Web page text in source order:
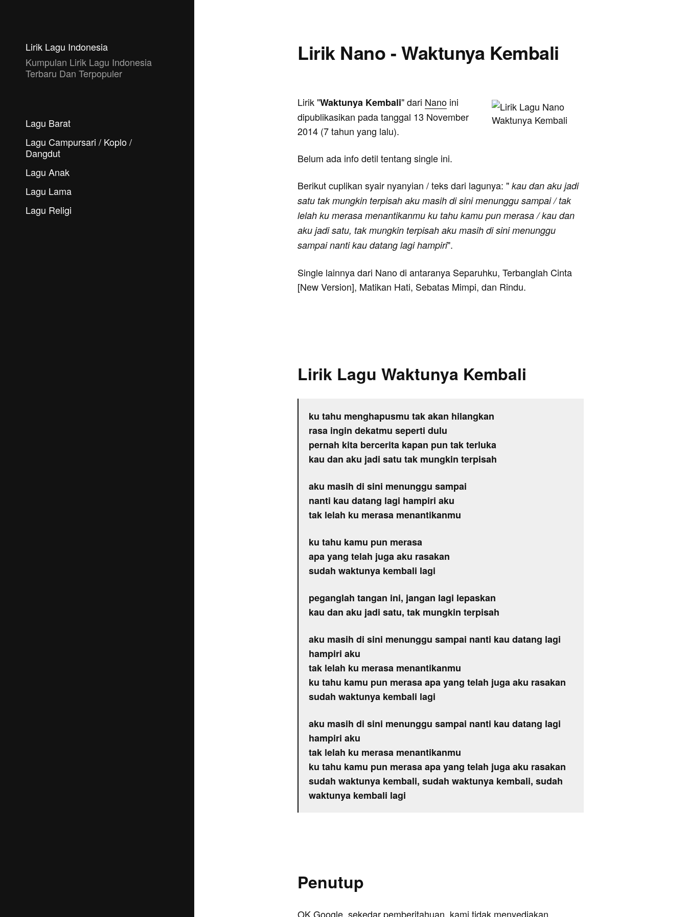
Lirik Lagu Indonesia
Kumpulan Lirik Lagu Indonesia
Terbaru Dan Terpopuler
Lagu Barat
Lagu Campursari / Koplo /
Dangdut
Lagu Anak
Lagu Lama
Lagu Religi
Lirik Nano - Waktunya Kembali
Lirik "Waktunya Kembali" dari Nano ini
dipublikasikan pada tanggal 13 November
2014 (7 tahun yang lalu).
Belum ada info detil tentang single ini.
Berikut cuplikan syair nyanyian / teks dari lagunya: " kau dan aku jadi
satu tak mungkin terpisah aku masih di sini menunggu sampai / tak
lelah ku merasa menantikanmu ku tahu kamu pun merasa / kau dan
aku jadi satu, tak mungkin terpisah aku masih di sini menunggu
sampai nanti kau datang lagi hampiri".
Single lainnya dari Nano di antaranya Separuhku, Terbanglah Cinta
[New Version], Matikan Hati, Sebatas Mimpi, dan Rindu.
Lirik Lagu Waktunya Kembali
ku tahu menghapusmu tak akan hilangkan
rasa ingin dekatmu seperti dulu
pernah kita bercerita kapan pun tak terluka
kau dan aku jadi satu tak mungkin terpisah
aku masih di sini menunggu sampai
nanti kau datang lagi hampiri aku
tak lelah ku merasa menantikanmu
ku tahu kamu pun merasa
apa yang telah juga aku rasakan
sudah waktunya kembali lagi
peganglah tangan ini, jangan lagi lepaskan
kau dan aku jadi satu, tak mungkin terpisah
aku masih di sini menunggu sampai nanti kau datang lagi
hampiri aku
tak lelah ku merasa menantikanmu
ku tahu kamu pun merasa apa yang telah juga aku rasakan
sudah waktunya kembali lagi
aku masih di sini menunggu sampai nanti kau datang lagi
hampiri aku
tak lelah ku merasa menantikanmu
ku tahu kamu pun merasa apa yang telah juga aku rasakan
sudah waktunya kembali, sudah waktunya kembali, sudah
waktunya kembali lagi
Penutup
OK Google, sekedar pemberitahuan, kami tidak menyediakan